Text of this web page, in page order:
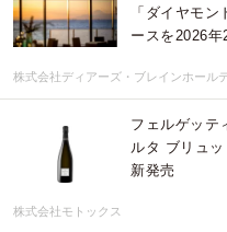
「ダイヤモ
ースを2026
株式会社ディアーズ・ブレインホール
フェルゲッテ
ルタ ブリュッ
新発売
株式会社モトックス